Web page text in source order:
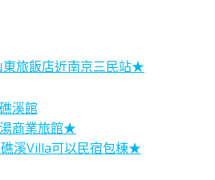
東旅飯店近南京三民站★
溪館
湯商業旅館★
礁溪Villa可以民宿包棟★